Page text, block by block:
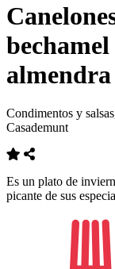
almendra
Condimentos y
Casademunt
Es un plato de
picante de sus